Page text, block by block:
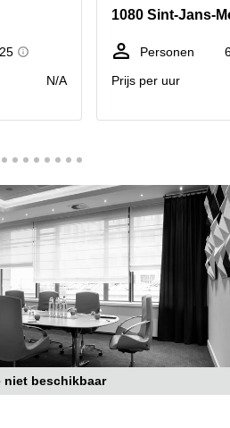
N/A
1080 Sint-Jans-
Personen
Prijs per uur
niet beschikbaar